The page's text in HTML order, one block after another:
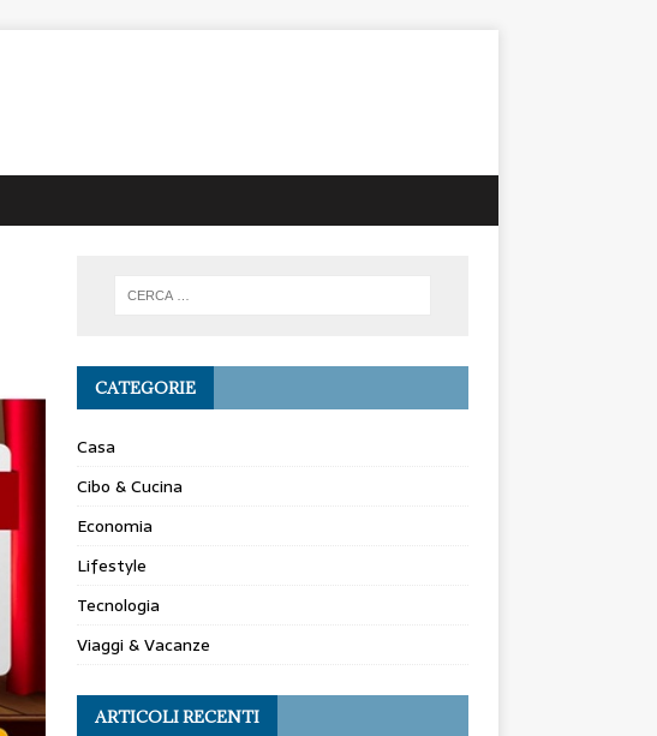
CATEGORIE
Casa
Cibo & Cucina
Economia
Lifestyle
Tecnologia
Viaggi & Vacanze
ARTICOLI RECENTI